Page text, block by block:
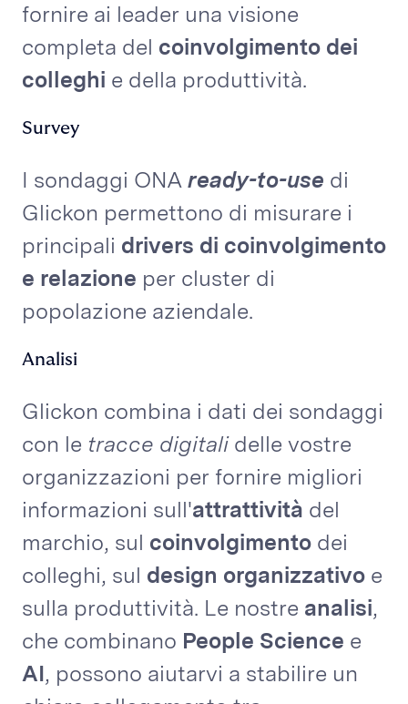
fornire ai leader una visione
completa del coinvolgimento dei
colleghi e della produttività.
Survey
I sondaggi ONA ready-to-use di
Glickon permettono di misurare i
principali drivers di coinvolgimento
e relazione per cluster di
popolazione aziendale.
Analisi
Glickon combina i dati dei sondaggi
con le tracce digitalidelle vostre
organizzazioni per fornire migliori
informazioni sull'attrattività del
marchio, sul coinvolgimento dei
colleghi, sul design organizzativo e
sulla produttività. Le nostre analisi,
che combinano People Science e
AI, possono aiutarvi a stabilire un